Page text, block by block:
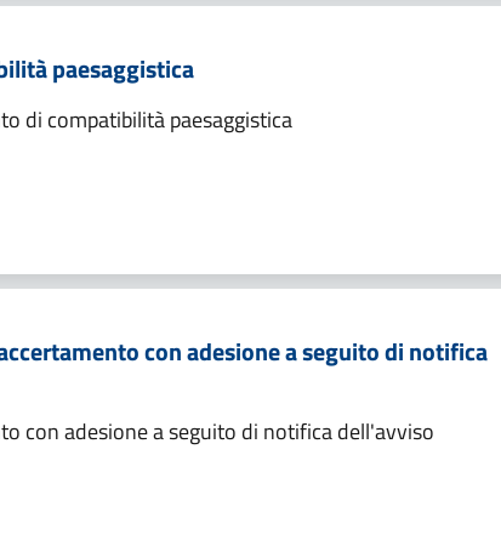
paesaggistica
di compatibilità paesaggistica
con adesione a seguito di notifica
con adesione a seguito di notifica dell'avviso